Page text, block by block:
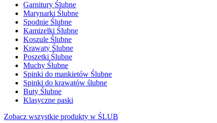
Garnitury Ślubne
Marynarki Ślubne
Spodnie Ślubne
Kamizelki Ślubne
Koszule Ślubne
Krawaty Ślubne
Poszetki Ślubne
Muchy Ślubne
Spinki do mankietów Ślubne
Spinki do krawatów ślubne
Buty Ślubne
Klasyczne paski
Zobacz wszystkie produkty w ŚLUB